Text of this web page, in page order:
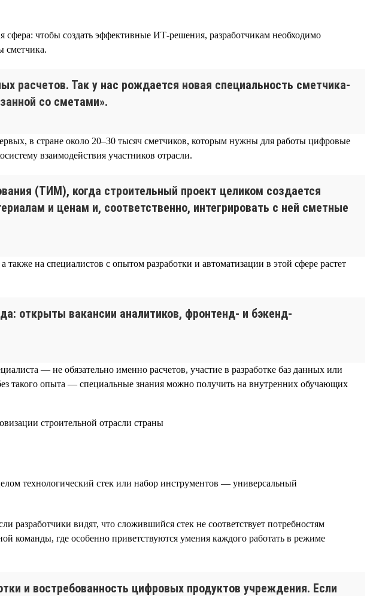
сфера: чтобы создать эффективные ИТ-решения, разработчикам необходимо
сметчика.
расчетов. Так у нас рождается новая специальность сметчика-
со сметами».
в стране около 20–30 тысяч сметчиков, которым нужны для работы цифровые
взаимодействия участников отрасли.
(ТИМ), когда строительный проект целиком создается
и ценам и, соответственно, интегрировать с ней сметные
на специалистов с опытом разработки и автоматизации в этой сфере растет
открыты вакансии аналитиков, фронтенд- и бэкенд-
— не обязательно именно расчетов, участие в разработке баз данных или
такого опыта — специальные знания можно получить на внутренних обучающих
технологический стек или набор инструментов — универсальный
разработчики видят, что сложившийся стек не соответствует потребностям
команды, где особенно приветствуются умения каждого работать в режиме
и востребованность цифровых продуктов учреждения. Если